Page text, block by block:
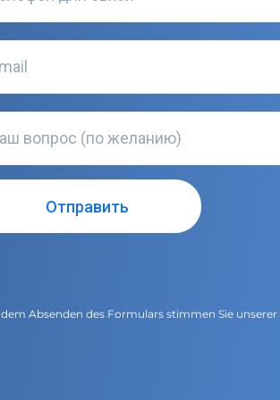
Absenden des Formulars stimmen Sie unserer